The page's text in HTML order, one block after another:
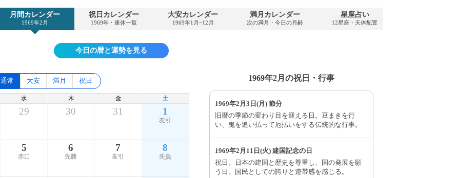
月間カレンダー
1969年2月
祝日カレンダー
1969年・連休一覧
大安カレンダー
1969年1月~12月
満月カレンダー
次の満月・今日の月齢
星座占い
12星座・天体配置
今日の暦と運勢を見る
通常 大安 満月 祝日
水 木 金 土
29 30 31 1
友引
5
赤口
6
先勝
7
友引
8
先負
1969年2月の祝日・行事
1969年2月3日(月) 節分
旧暦の季節の変わり目を迎える日。豆まきを行
い、鬼を追い払って厄払いをする伝統的な行事。
1969年2月11日(火) 建国記念の日
祝日。日本の建国と歴史を尊重し、国の発展を願
う日。国民としての誇りと連帯感を感じる。